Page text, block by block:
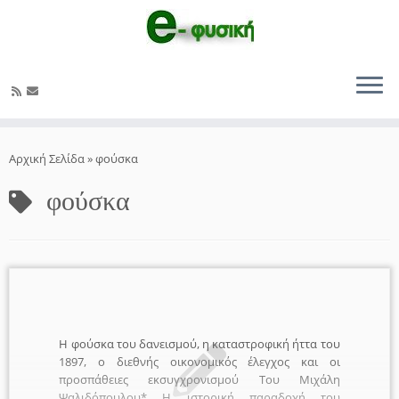
στο
Αρχική Σελίδα»φούσκα
φούσκα
Η φούσκα του δανεισμού, η καταστροφική ήττα του
1897, ο διεθνής οικονομικός έλεγχος και οι
προσπάθειες εκσυγχρονισμού Του Μιχάλη